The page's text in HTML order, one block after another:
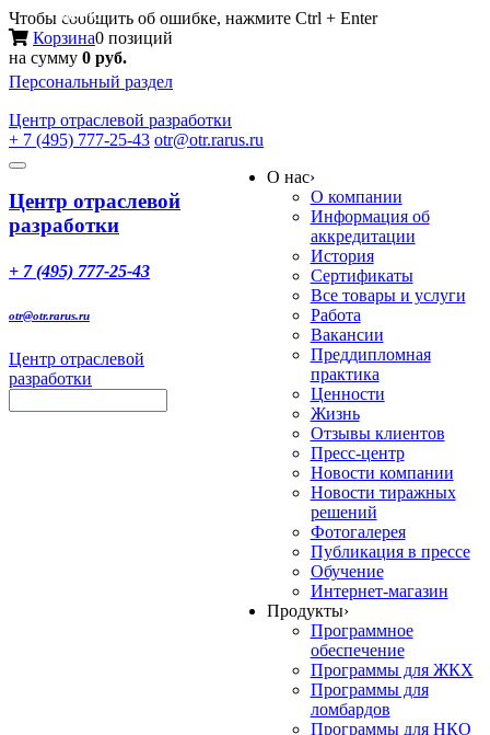
Чтобы сообщить об ошибке, нажмите Ctrl + Enter
Корзина0 позиций
на сумму 0 руб.
Персональный раздел
Центр отраслевой разработки
+ 7 (495) 777-25-43 otr@otr.rarus.ru
Toggle
Меню
Центр отраслевой
разработки
+ 7 (495) 777-25-43
otr@otr.rarus.ru
Центр отраслевой
разработки
О нас›
О компании
Информация об
аккредитации
История
Сертификаты
Все товары и услуги
Работа
Вакансии
Преддипломная
практика
Ценности
Жизнь
Отзывы клиентов
Пресс-центр
Новости компании
Новости тиражных
решений
Фотогалерея
Публикация в прессе
Обучение
Интернет-магазин
Продукты›
Программное
обеспечение
Программы для ЖКХ
Программы для
ломбардов
Программы для НКО